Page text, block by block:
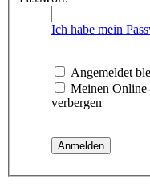
Ich habe mein
Angemeldet
Meinen
verbergen